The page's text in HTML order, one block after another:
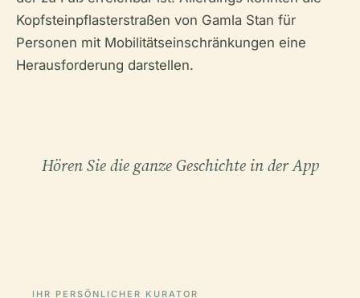
Kopfsteinpflasterstraßen von Gamla Stan für
Personen mit Mobilitätseinschränkungen eine
Herausforderung darstellen.
Hören Sie die ganze Geschichte in der App
IHR PERSÖNLICHER KURATOR